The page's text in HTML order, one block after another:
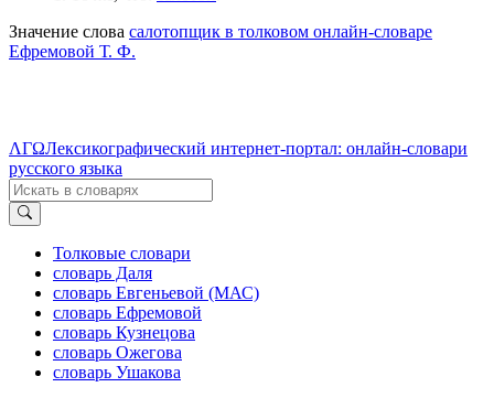
Значение слова салотопщик в толковом онлайн-словаре
Ефремовой Т. Ф.
ΛΓΩЛексикографический интернет-портал: онлайн-словари
русского языка
Толковые словари
словарь Даля
словарь Евгеньевой (МАС)
словарь Ефремовой
словарь Кузнецова
словарь Ожегова
словарь Ушакова